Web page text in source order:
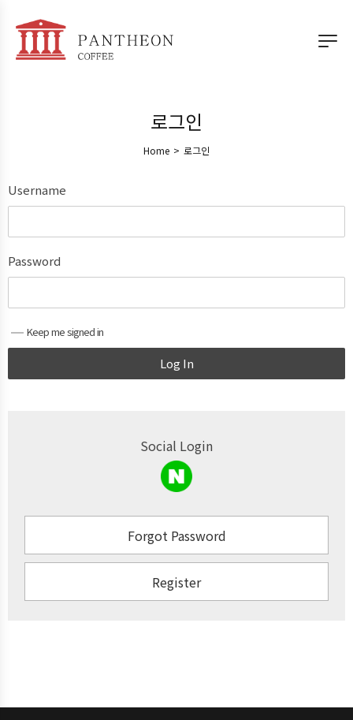
로그인
Home > 로그인
Username
Password
Keep me signed in
Log In
Social Login
Forgot Password
Register